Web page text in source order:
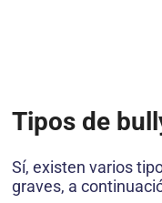
Tipos de
Sí, existen varios
graves, a